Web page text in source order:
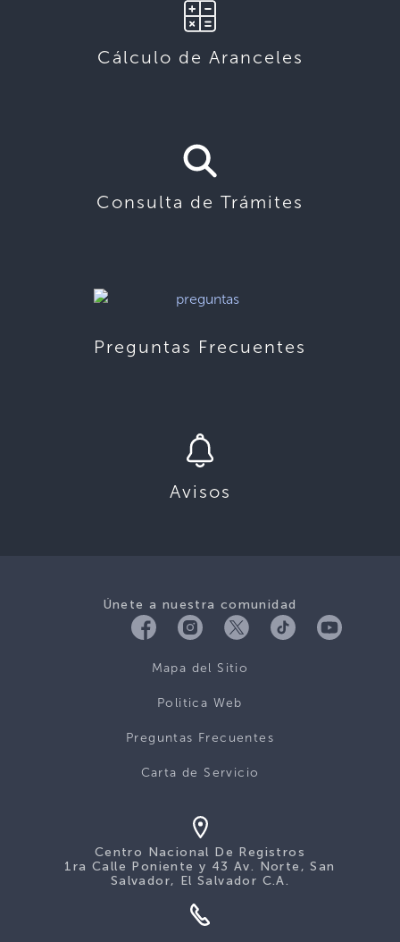
Cálculo de Aranceles
Consulta de Trámites
Preguntas Frecuentes
Avisos
Únete a nuestra comunidad
Mapa del Sitio
Politica Web
Preguntas Frecuentes
Carta de Servicio
Centro Nacional De Registros
1ra Calle Poniente y 43 Av. Norte, San
Salvador, El Salvador C.A.